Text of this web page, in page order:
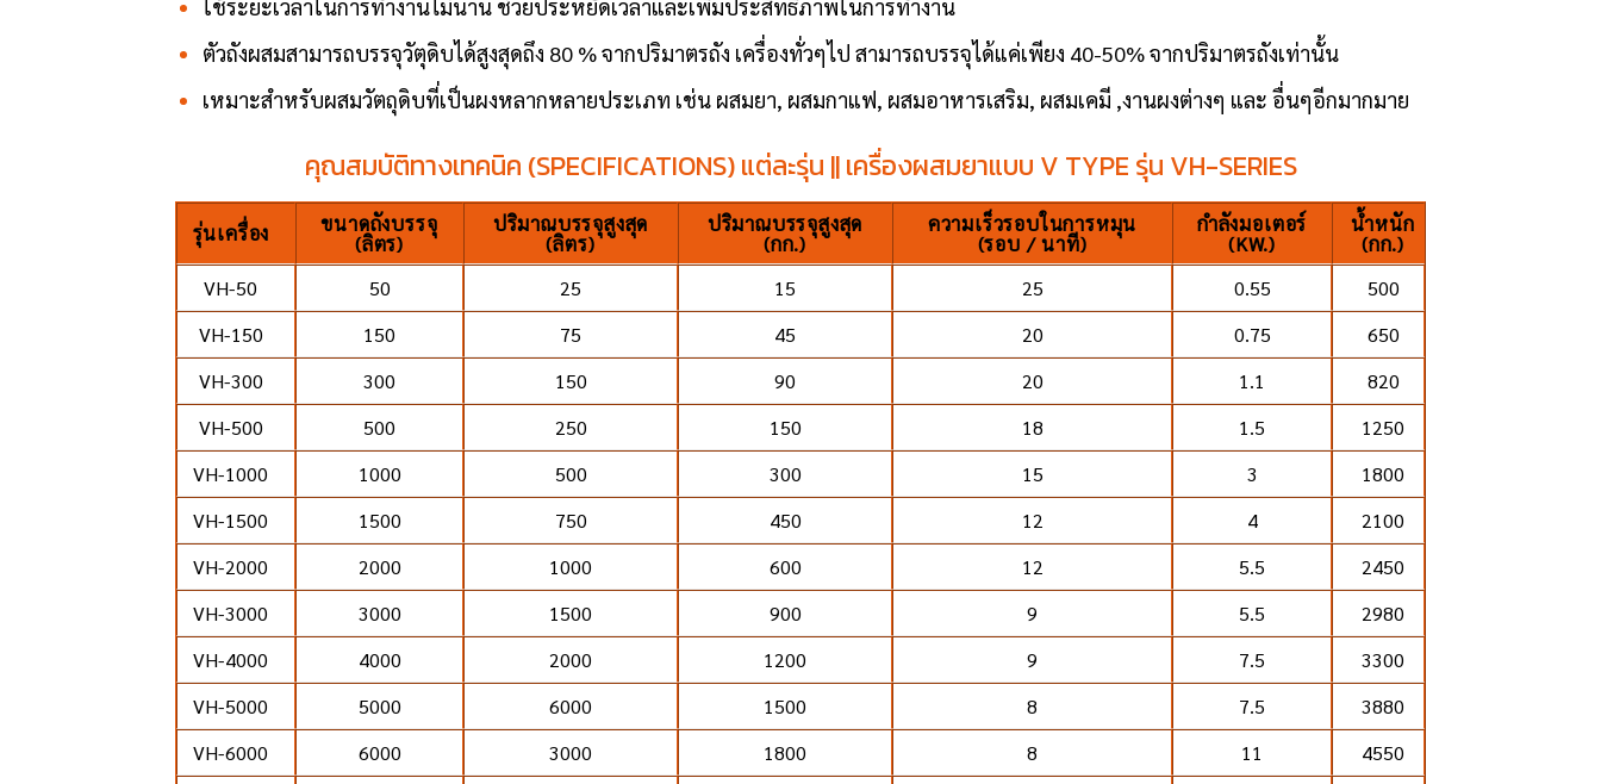
ใช้ระยะเวลาในการทำงานไม่นาน ช่วยประหยัดเวลาและเพิ่มประสิทธิภาพในการทำงาน
ตัวถังผสมสามารถบรรจุวัตุดิบได้สูงสุดถึง 80 % จากปริมาตรถัง เครื่องทั่วๆไป สามารถบรรจุได้แค่เพียง 40-50% จากปริมาตรถังเท่านั้น
เหมาะสำหรับผสมวัตถุดิบที่เป็นผงหลากหลายประเภท เช่น ผสมยา, ผสมกาแฟ, ผสมอาหารเสริม, ผสมเคมี ,งานผงต่างๆ และ อื่นๆอีกมากมาย
คุณสมบัติทางเทคนิค (SPECIFICATIONS) แต่ละรุ่น || เครื่องผสมยาแบบ V TYPE รุ่น VH-SERIES
รุ่นเครื่อง
ขนาดถังบรรจุ
(ลิตร)
ปริมาณบรรจุสูงสุด
(ลิตร)
ปริมาณบรรจุสูงสุด
(กก.)
ความเร็วรอบในการหมุน
(รอบ / นาที)
กำลังมอเตอร์
(KW.)
น้ำหนัก
(กก.)
VH-50
50 25 15 25 0.55
500
VH-150
150 75 45 20 0.75
650
VH-300
300 150 90 20 1.1
820
VH-500
500 250 150 18 1.5
1250
VH-1000
1000 500 300 15 3
1800
VH-1500
1500 750 450 12 4
2100
VH-2000
2000 1000 600 12 5.5
2450
VH-3000
3000 1500 900 9 5.5
2980
VH-4000
4000 2000 1200 9 7.5
3300
VH-5000
5000 6000 1500 8 7.5
3880
VH-6000
6000 3000 1800 8 11
4550